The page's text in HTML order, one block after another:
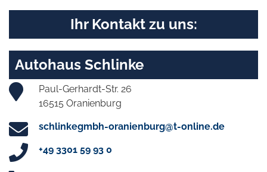
Ihr Kontakt zu uns:
Autohaus Schlinke
Paul-Gerhardt-Str. 26
16515 Oranienburg
schlinkegmbh-oranienburg@t-online.de
+49 3301 59 93 0